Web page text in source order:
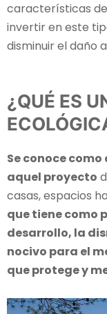
características
invertir en este
disminuir el daño
¿QUÉ ES
Se conoce
aquel proyecto
casas, espacios
que tiene como
desarrollo, la
nocivo para el
que protege y